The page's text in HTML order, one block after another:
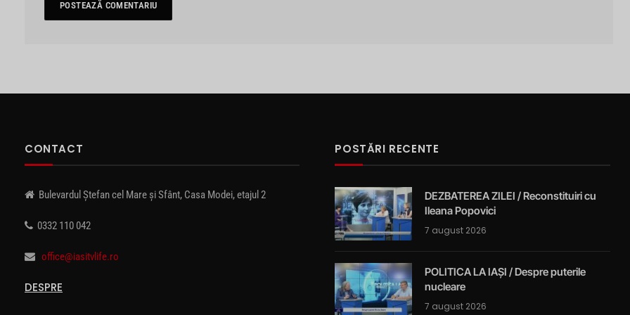
CONTACT
Bulevardul Ștefan cel Mare și Sfânt, Casa Modei, etajul 2
0332 110 042
office@iasitvlife.ro
DESPRE
POSTĂRI RECENTE
DEZBATEREA ZILEI / Reconstituiri cu
Ileana Popovici
7 august 2026
POLITICA LA IAȘI / Despre puterile
nucleare
7 august 2026